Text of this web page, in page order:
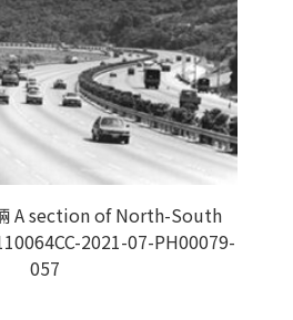
A section of North-South
2021-07-PH00079-
057